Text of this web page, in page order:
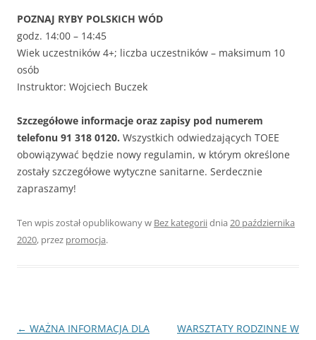
POZNAJ RYBY POLSKICH WÓD
godz. 14:00 – 14:45
Wiek uczestników 4+; liczba uczestników – maksimum 10
osób
Instruktor: Wojciech Buczek
Szczegółowe informacje oraz zapisy pod numerem
telefonu 91 318 0120. Wszystkich odwiedzających TOEE
obowiązywać będzie nowy regulamin, w którym określone
zostały szczegółowe wytyczne sanitarne. Serdecznie
zapraszamy!
Ten wpis został opublikowany w Bez kategoriidnia 20 października
2020, przez promocja.
Nawigacja
← WAŻNA INFORMACJA DLA
WARSZTATY RODZINNE W